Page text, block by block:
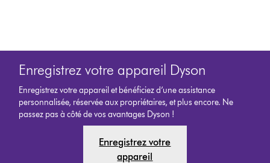
Enregistrez votre appareil Dyson
Enregistrez votre appareil et bénéficiez d’une assistance
personnalisée, réservée aux propriétaires, et plus encore. Ne
passez pas à côté de vos avantages Dyson !
Enregistrez votre
appareil